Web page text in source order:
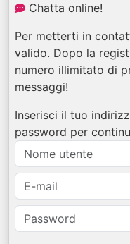
Chatta online!
Per metterti in
valido. Dopo la
numero illimitato di
messaggi!
Inserisci il tuo
password per